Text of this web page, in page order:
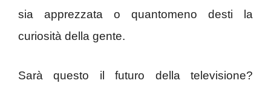
sia apprezzata o quantomeno desti la
curiosità della gente.
Sarà questo il futuro della televisione?